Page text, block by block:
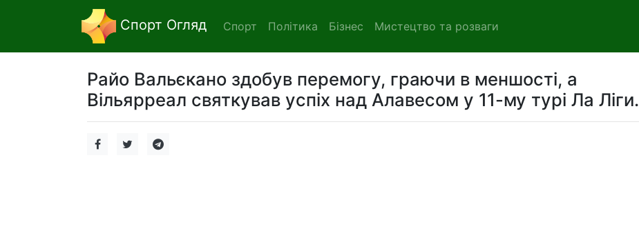
Спорт Огляд Спорт Політика Бізнес Мистецтво та розваги
Райо Вальєкано здобув перемогу, граючи в меншості, а
Вільярреал святкував успіх над Алавесом у 11-му турі Ла Ліги.